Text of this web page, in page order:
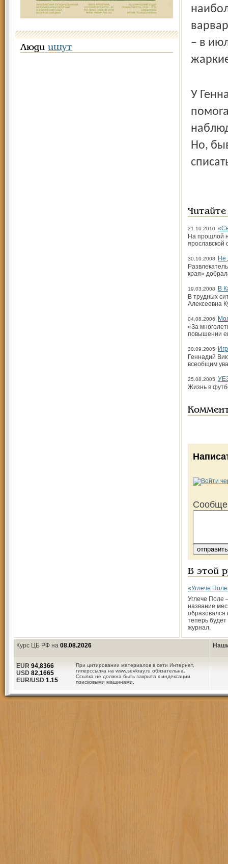
Люди ищут
– в
У
Но,
21.10.2010
На прошлой
ярославской
30.10.2008
Не
края»
19.03.2008
В
В трудных
Алексеевна
04.08.2006
«За
повышении
30.09.2005
Геннадий
всеобщим
25.08.2005
Жизнь в
В этой
«Углече
Углече Поле
название
образовался
теперь
журнал,
Курс ЦБ РФ на 08.08.2026
При цитировании материалов в сети Интернет,
гиперссылка на www.sevkray.ru обязательна.
Ссылка не должна быть закрыта к индексации
поисковыми машинами.
EUR 94,8366
USD 82,1665
EUR/USD 1.15